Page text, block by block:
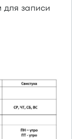
для записи